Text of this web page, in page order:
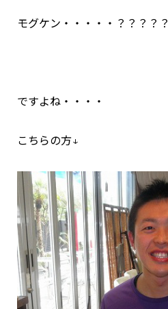
モグケン・・・・・？？？？？
ですよね・・・・
こちらの方↓